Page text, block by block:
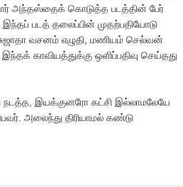
அந்தஸ்தைக் கொடுத்த படத்தின் பேர்
படத் தலைப்பின் முதற்பதியோடு
வசனம் எழுதி, மணியம் செல்வன்
காவியத்துக்கு ஒளிப்பதிவு செய்தது
நடத்த, இயக்குனரோ கட்சி இல்லாமலேயே
அலைந்து திரியாமல் கண்டு